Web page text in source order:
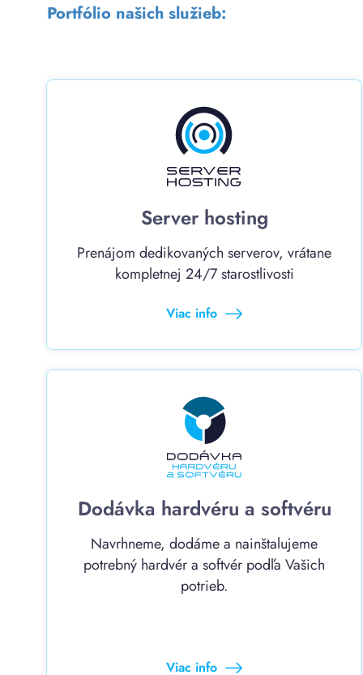
Portfólio našich služieb:
Server hosting
Prenájom dedikovaných serverov, vrátane
kompletnej 24/7 starostlivosti
Viac info
Dodávka hardvéru a softvéru
Navrhneme, dodáme a nainštalujeme
potrebný hardvér a softvér podľa Vašich
potrieb.
Viac info